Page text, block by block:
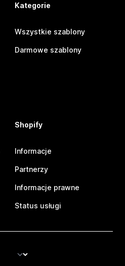
Kategorie
Wszystkie szablony
Darmowe szablony
Shopify
Informacje
Partnerzy
Informacje prawne
Status usługi